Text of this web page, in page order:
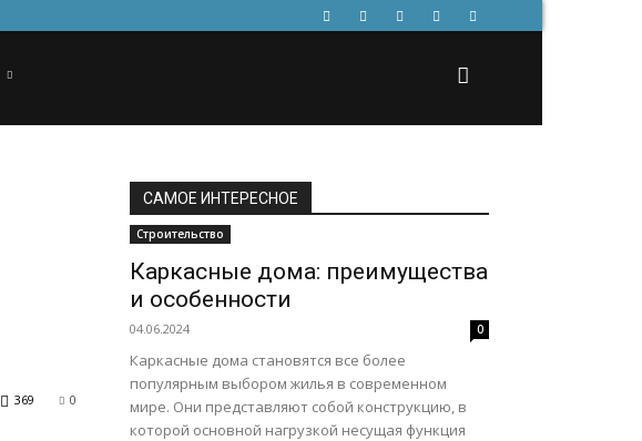
0
369
САМОЕ ИНТЕРЕСНОЕ
Строительство
Каркасные дома: преимущества
и особенности
04.06.2024 0
Каркасные дома становятся все более
популярным выбором жилья в современном
мире. Они представляют собой конструкцию, в
которой основной нагрузкой несущая функция